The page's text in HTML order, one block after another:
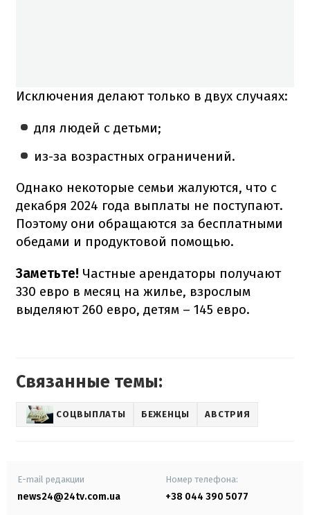
Исключения делают только в двух случаях:
для людей с детьми;
из-за возрастных ограничений.
Однако некоторые семьи жалуются, что с
декабря 2024 года выплаты не поступают.
Поэтому они обращаются за бесплатными
обедами и продуктовой помощью.
Заметьте! Частные арендаторы получают
330 евро в месяц на жилье, взрослым
выделяют 260 евро, детям – 145 евро.
Связанные темы:
СОЦВЫПЛАТЫ БЕЖЕНЦЫ АВСТРИЯ
E-mail редакции
news24@24tv.com.ua
Номер телефона:
+38 044 390 5077